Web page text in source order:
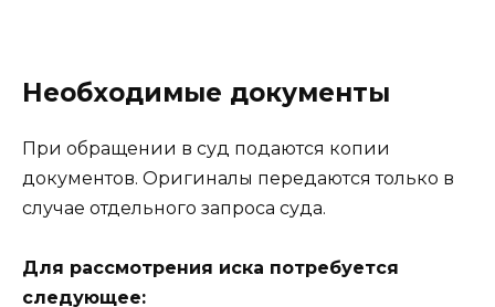
Необходимые документы
При обращении в суд подаются копии
документов. Оригиналы передаются только в
случае отдельного запроса суда.
Для рассмотрения иска потребуется
следующее: